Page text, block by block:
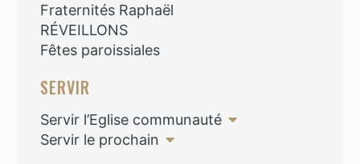
Fraternités Raphaël
RÉVEILLONS
Fêtes paroissiales
SERVIR
Servir l’Eglise communauté
Servir le prochain